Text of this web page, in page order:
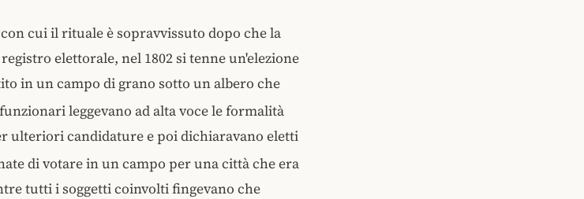
cui il rituale è sopravvissuto dopo che la
elettorale, nel 1802 si tenne un'elezione
in un campo di grano sotto un albero che
leggevano ad alta voce le formalità
ulteriori candidature e poi dichiaravano eletti
di votare in un campo per una città che era
tutti i soggetti coinvolti fingevano che